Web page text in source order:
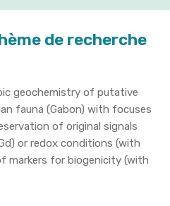
de recherche
geochemistry of putative
fauna (Gabon) with focuses
of original signals
or redox conditions (with
markers for biogenicity (with